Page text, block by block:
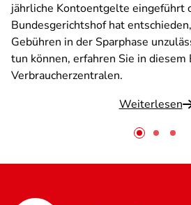
jährliche Kontoentgelte eingeführt
Bundesgerichtshof hat
Gebühren in der Sparphase
tun können, erfahren Sie in diesem
Verbraucherzentralen.
Weiterlesen